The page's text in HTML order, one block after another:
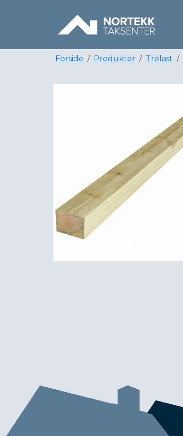
Forside Produkter Trelast